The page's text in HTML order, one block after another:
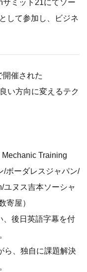
サミット21にてソー
して参加し、ビジネ
催された
い方向に変えるテク
Training
/ボーダレスジャパン/
ユヌス吉本ソーシャ
寄屋）
、後日英語字幕を付
ら、独自に課題解決